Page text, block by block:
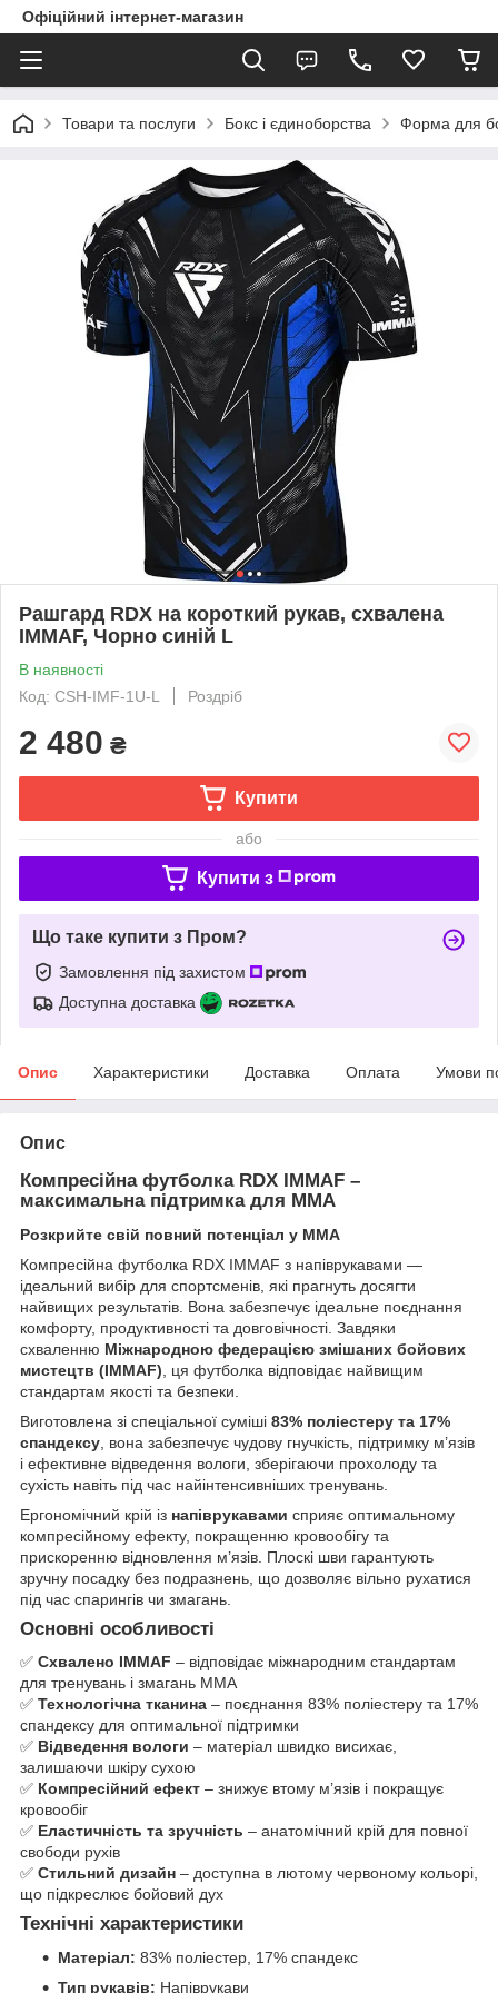
Офіційний інтернет-магазин
Товари та послуги Бокс і єдиноборства Форма для
Рашгард RDX на короткий рукав, схвалена
IMMAF, Чорно синій L
В наявності
Код: CSH-IMF-1U-L
Роздріб
2 480 ₴
Купити
або
Купити з
Що таке купити з Пром?
Замовлення під захистом
Доступна доставка
Опис Характеристики Доставка Оплата Умови
Опис
Компресійна футболка RDX IMMAF –
максимальна підтримка для ММА
Розкрийте свій повний потенціал у ММА
Компресійна футболка RDX IMMAF з напіврукавами —
ідеальний вибір для спортсменів, які прагнуть досягти
найвищих результатів. Вона забезпечує ідеальне поєднання
комфорту, продуктивності та довговічності. Завдяки
схваленню Міжнародною федерацією змішаних бойових
мистецтв (IMMAF) , ця футболка відповідає найвищим
стандартам якості та безпеки.
Виготовлена зі спеціальної суміші 83% поліестеру та 17%
спандексу , вона забезпечує чудову гнучкість, підтримку м’язів
і ефективне відведення вологи, зберігаючи прохолоду та
сухість навіть під час найінтенсивніших тренувань.
Ергономічний крій із напіврукавами сприяє оптимальному
компресійному ефекту, покращенню кровообігу та
прискоренню відновлення м’язів. Плоскі шви гарантують
зручну посадку без подразнень, що дозволяє вільно рухатися
під час спарингів чи змагань.
Основні особливості
✅ Схвалено IMMAF – відповідає міжнародним стандартам
для тренувань і змагань ММА
✅ Технологічна тканина – поєднання 83% поліестеру та 17%
спандексу для оптимальної підтримки
✅ Відведення вологи – матеріал швидко висихає,
залишаючи шкіру сухою
✅ Компресійний ефект – знижує втому м’язів і покращує
кровообіг
✅ Еластичність та зручність – анатомічний крій для повної
свободи рухів
✅ Стильний дизайн – доступна в лютому червоному кольорі,
що підкреслює бойовий дух
Технічні характеристики
Матеріал: 83% поліестер, 17% спандекс
Тип рукавів: Напіврукави